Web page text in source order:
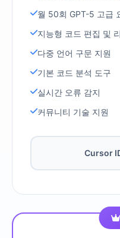
월 50회 GPT-5 고급
지능형 코드 편집 및
다중 언어 구문 지원
기본 코드 분석 도구
실시간 오류 감지
커뮤니티 기술 지원
Cursor